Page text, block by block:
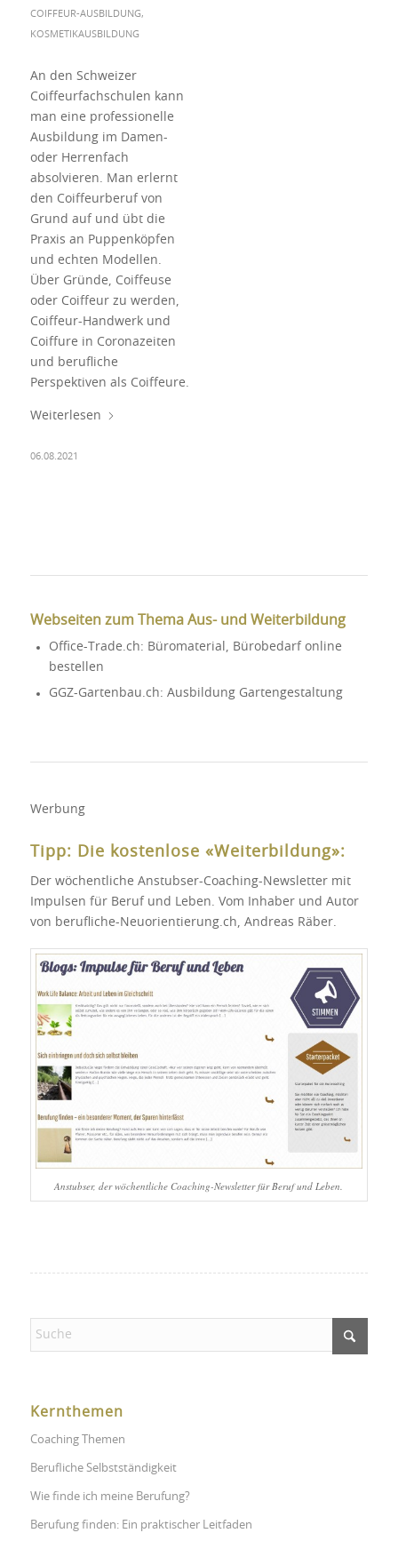
COIFFEUR-AUSBILDUNG,
KOSMETIKAUSBILDUNG
An den Schweizer
Coiffeurfachschulen kann
man eine professionelle
Ausbildung im Damen-
oder Herrenfach
absolvieren. Man erlernt
den Coiffeurberuf von
Grund auf und übt die
Praxis an Puppenköpfen
und echten Modellen.
Über Gründe, Coiffeuse
oder Coiffeur zu werden,
Coiffeur-Handwerk und
Coiffure in Coronazeiten
und berufliche
Perspektiven als Coiffeure.
Weiterlesen
06.08.2021
Webseiten zum Thema Aus- und Weiterbildung
Office-Trade.ch: Büromaterial, Bürobedarf online
bestellen
GGZ-Gartenbau.ch: Ausbildung Gartengestaltung
Werbung
Tipp: Die kostenlose «Weiterbildung»:
Der wöchentliche Anstubser-Coaching-Newsletter mit
Impulsen für Beruf und Leben. Vom Inhaber und Autor
von berufliche-Neuorientierung.ch, Andreas Räber.
Anstubser, der wöchentliche Coaching-Newsletter für Beruf und Leben.
Kernthemen
Coaching Themen
Berufliche Selbstständigkeit
Wie finde ich meine Berufung?
Berufung finden: Ein praktischer Leitfaden